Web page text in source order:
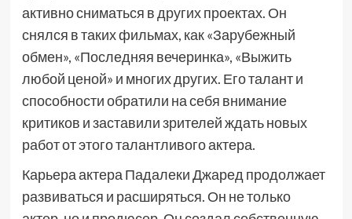
активно сниматься в других проектах. Он
снялся в таких фильмах, как «Зарубежный
обмен», «Последняя вечеринка», «Выжить
любой ценой» и многих других. Его талант и
способности обратили на себя внимание
критиков и заставили зрителей ждать новых
работ от этого талантливого актера.
Карьера актера Падалеки Джаред продолжает
развиваться и расширяться. Он не только